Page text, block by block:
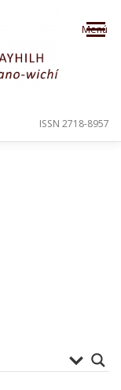
Menú
ISSN 2718-8957